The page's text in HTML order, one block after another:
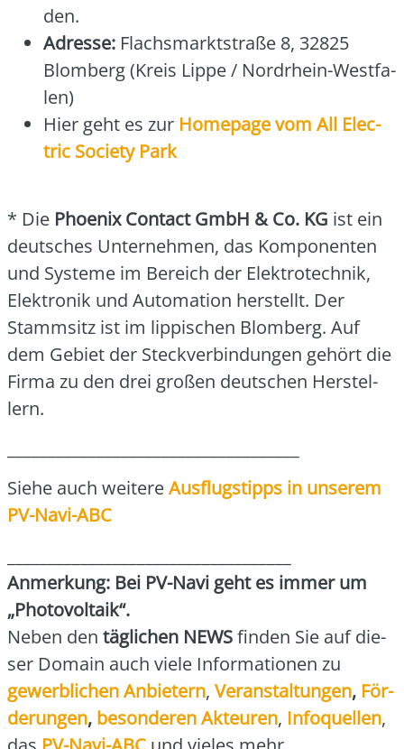
den.
Adres­se: Flachs­markt­stra­ße 8, 32825
Blom­berg (Kreis Lip­pe / Nord­rhein-West­fa­
len)
Hier geht es zur Home­page vom All Elec­
tric Socie­ty Park
* Die Phoe­nix Cont­act GmbH & Co. KG ist ein
deut­sches Unter­neh­men, das Kom­po­nen­ten
und Sys­te­me im Bereich der Elek­tro­tech­nik,
Elek­tro­nik und Auto­ma­ti­on her­stellt. Der
Stamm­sitz ist im lip­pi­schen Blom­berg. Auf
dem Gebiet der Steck­ver­bin­dun­gen gehört die
Fir­ma zu den drei gro­ßen deut­schen Her­stel­
lern.
Sie­he auch wei­te­reAus­flugs­tipps in unse­rem
PV-Navi-ABC
Anmer­kung: Bei PV-Navi geht es immer um
„Pho­to­vol­ta­ik“.
Neben den täg­li­chen NEWSfin­den Sie auf die­
ser Domain auch vie­le Infor­ma­tio­nen zu
gewerb­li­chen Anbie­tern, Ver­an­stal­tun­gen, För­
de­run­gen, beson­de­ren Akteu­ren, Info­quel­len,